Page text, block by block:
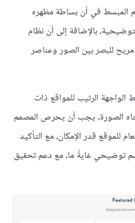
المبسط في أن بساطة مظهره
بالإضافة إلى أن نظام
للبصر بين الصور وعناصر
الرتيب للمواقع ذات
الصورة، يجب أن يحرص المصمم
للموقع قدر الإمكان، مع التأكيد
توضيحي غايةً ما، مع دعم تحقيق